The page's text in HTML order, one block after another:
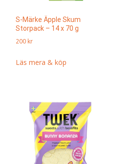
S-Märke Äpple Skum
Storpack – 14 x 70 g
200 kr
Läs mera & köp